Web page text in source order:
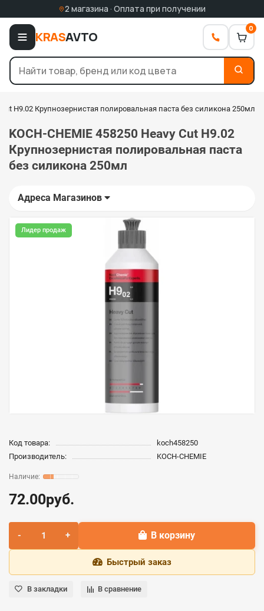
2 магазина · Оплата при получении
KRASAVTO
0
Cut H9.02 Крупнозернистая полировальная паста без силикона 250мл
KOCH-CHEMIE 458250 Heavy Cut H9.02
Крупнозернистая полировальная паста
без силикона 250мл
Адреса Магазинов
Лидер продаж
Код товара:
koch458250
Производитель:
KOCH-CHEMIE
72.00руб.
В корзину
Быстрый заказ
В закладки В сравнение